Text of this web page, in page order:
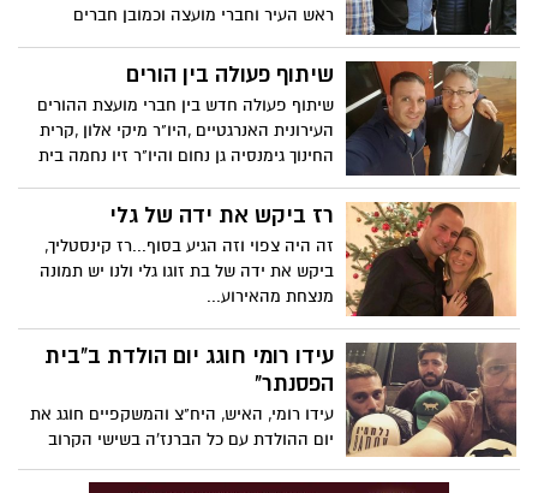
ראש העיר וחברי מועצה וכמובן חברים
שיתוף פעולה בין הורים
שיתוף פעולה חדש בין חברי מועצת ההורים
העירונית האנרגטיים ,היו"ר מיקי אלון ,קרית
החינוך גימנסיה גן נחום והיו"ר זיו נחמה בית
רז ביקש את ידה של גלי
זה היה צפוי וזה הגיע בסוף...רז קינסטליך,
ביקש את ידה של בת זוגו גלי ולנו יש תמונה
מנצחת מהאירוע...
עידו רומי חוגג יום הולדת ב"בית
הפסנתר"
עידו רומי, האיש, היח"צ והמשקפיים חוגג את
יום ההולדת עם כל הברנז'ה בשישי הקרוב
הוא נלחם בדוב כמו שדובים אמיתיים יודעים.